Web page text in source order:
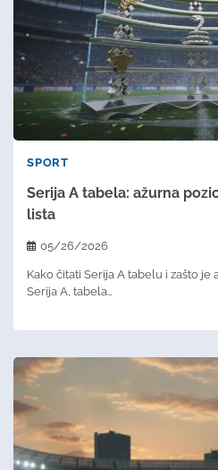
SPORT
Serija A tabela: ažurna
lista
05/26/2026
Kako čitati Serija A tabelu i zašto je
Serija A, tabela…